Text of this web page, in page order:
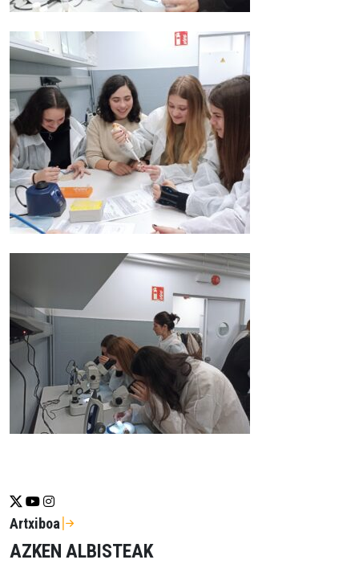
Se abrirá nueva ventana-twitter
Se abrirá nueva ventana-youtube
Se abrirá nueva ventana-instragram
Artxiboa
AZKEN ALBISTEAK